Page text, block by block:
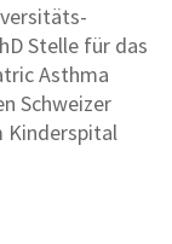
Stelle für das
Asthma
Schweizer
Kinderspital